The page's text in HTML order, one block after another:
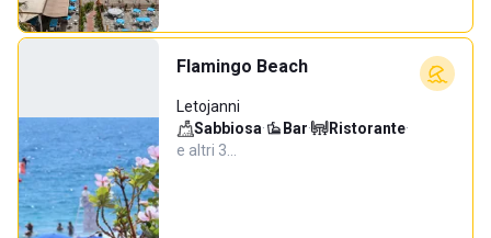
Flamingo Beach
Letojanni
Sabbiosa· Bar· Ristorante·
e altri 3…